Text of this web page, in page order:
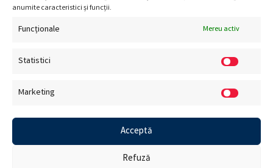
anumite caracteristici și funcții.
Funcționale Mereu activ
Statistici
Marketing
Acceptă
Refuză
© Viitor Plus. Toate drepturile rezervate. Creat de
Politică de confidențialitate